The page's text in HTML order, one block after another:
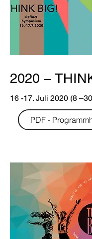
2020 –
16 -17. Juli 2020 (8
PDF -